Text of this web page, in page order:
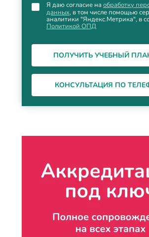
Я даю согласие на обработку
данных, в том числе помощью
аналитики "Яндекс.Метрика", в
Политикой ОПД
ПОЛУЧИТЬ УЧЕБНЫЙ
КОНСУЛЬТАЦИЯ ПО